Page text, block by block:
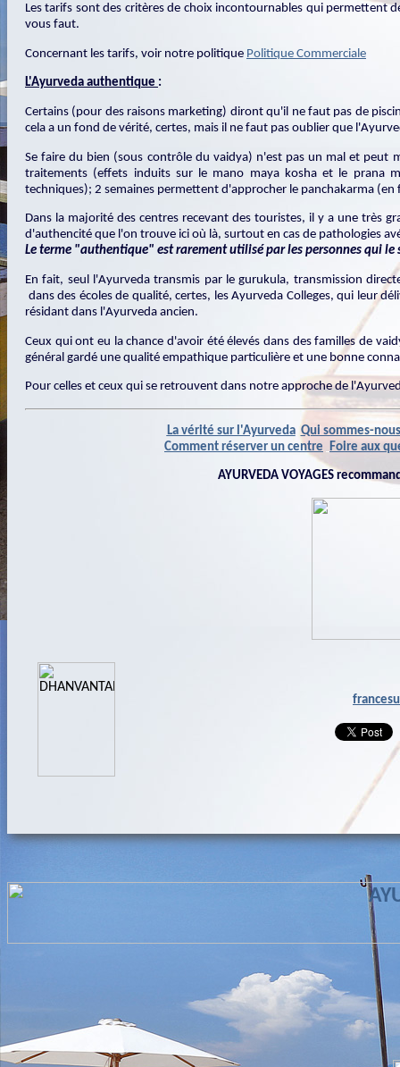
Les tarifs sont des critères de choix incontournables qui permettent
vous faut.
Concernant les tarifs, voir notre politique Politique Commerciale
L'Ayurveda authentique :
Certains (pour des raisons marketing) diront qu'il ne faut pas de
cela a un fond de vérité, certes, mais il ne faut pas oublier que
Se faire du bien (sous contrôle du vaidya) n'est pas un mal et peut
traitements (effets induits sur le mano maya kosha et le prana
techniques); 2 semaines permettent d'approcher le panchakarma
Dans la majorité des centres recevant des touristes, il y a une très
d'authencité que l'on trouve ici où là, surtout en cas de pathologies
Le terme "authentique" est rarement utilisé par les personnes qui le
En fait, seul l'Ayurveda transmis par le gurukula, transmission
dans des écoles de qualité, certes, les Ayurveda Colleges, qui leur
résidant dans l'Ayurveda ancien.
Ceux qui ont eu la chance d'avoir été élevés dans des familles de
général gardé une qualité empathique particulière et une bonne
Pour celles et ceux qui se retrouvent dans notre approche de
La vérité sur l'Ayurveda Qui sommes-
Comment réserver un centre
Foire aux
AYURVEDA VOYAGES